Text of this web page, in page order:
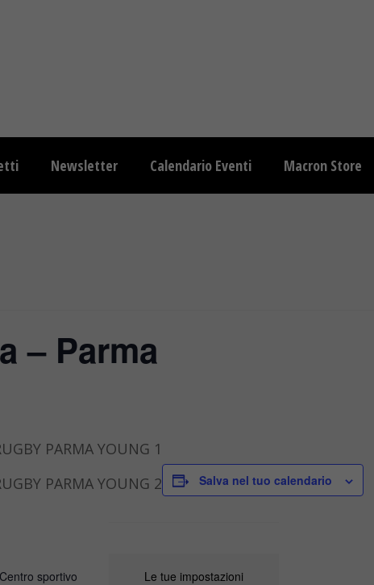
Newsletter Calendario Eventi Macron Store
– Parma
PARMA YOUNG 1
PARMA YOUNG 2
Salva nel tuo calendario
sportivo
Le tue impostazioni